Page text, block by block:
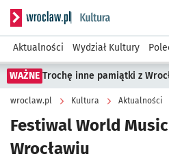
Serwis informacyjny wroclaw.pl
Aktualności Wydział Kultury
WAŻNE Trochę inne pamiątki z
wroclaw.pl Kultura Aktualności
Festiwal World
Wrocławiu